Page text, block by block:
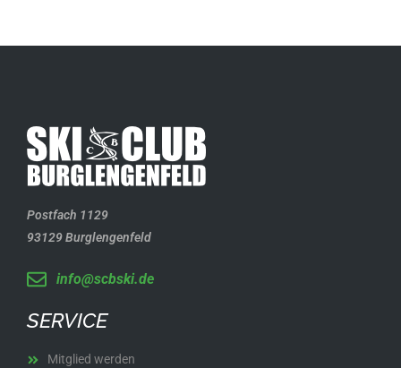
Postfach 1129
93129 Burglengenfeld
info@scbski.de
SERVICE
Mitglied werden